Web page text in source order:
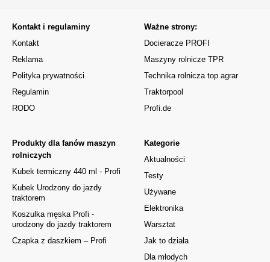
Kontakt i regulaminy
Kontakt
Reklama
Polityka prywatności
Regulamin
RODO
Kategorie
Aktualności
Testy
Używane
Elektronika
Warsztat
Jak to działa
Dla młodych
Produkty dla fanów maszyn
rolniczych
Kubek termiczny 440 ml - Profi
Kubek Urodzony do jazdy
traktorem
Koszulka męska Profi -
urodzony do jazdy traktorem
Czapka z daszkiem – Profi
Ważne strony:
Docieracze PROFI
Maszyny rolnicze TPR
Technika rolnicza top agrar
Traktorpool
Profi.de